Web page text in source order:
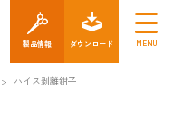
> ハイス剥離鉗子